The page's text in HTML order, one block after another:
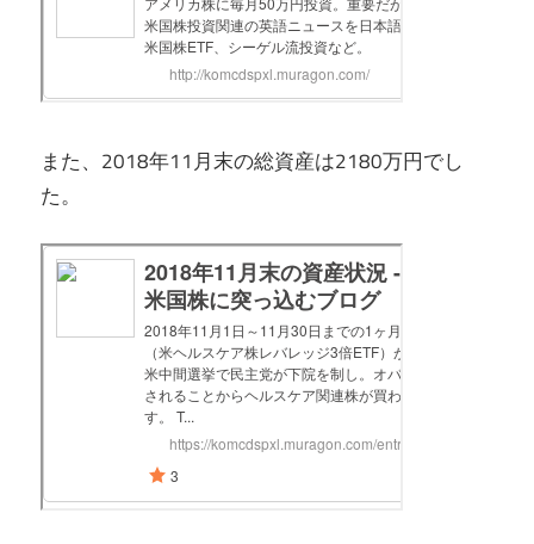
また、2018年11月末の総資産は2180万円でし
た。